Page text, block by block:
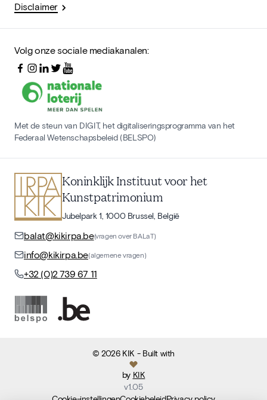
Disclaimer
Volg onze sociale mediakanalen:
Met de steun van DIGIT, het digitaliseringsprogramma van het
Federaal Wetenschapsbeleid (BELSPO)
Koninklijk Instituut voor het
Kunstpatrimonium
Jubelpark 1, 1000 Brussel, België
balat@kikirpa.be(vragen over BALaT)
info@kikirpa.be(algemene vragen)
+32 (0)2 739 67 11
©2026 KIK - Built with
by KIK
v1.05